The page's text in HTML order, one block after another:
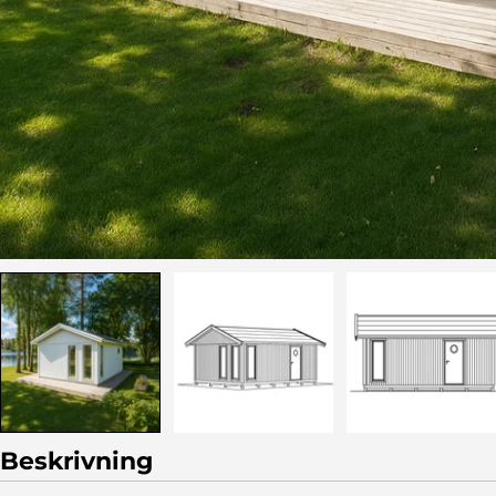
Beskrivning